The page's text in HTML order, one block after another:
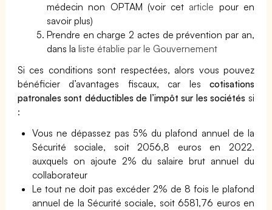
médecin non OPTAM (voir cet article pour en
savoir plus)
Prendre en charge 2 actes de prévention par an,
dans laliste établie par le Gouvernement
Si ces conditions sont respectées, alors vous pouvez
bénéficier d’avantages fiscaux, car les cotisations
patronales sont déductibles de l’impôt sur les sociétés si
:
Vous ne dépassez pas 5% du plafond annuel de la
Sécurité sociale, soit 2056,8 euros en 2022.
auxquels on ajoute 2% du salaire brut annuel du
collaborateur
Le tout ne doit pas excéder 2% de 8 fois le plafond
annuel de la Sécurité sociale, soit 6581,76 euros en